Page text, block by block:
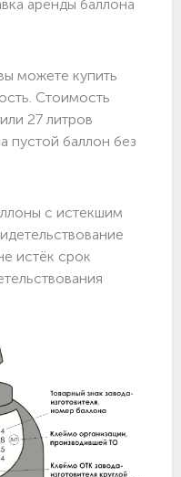
аренды баллона
можете купить
Стоимость
27 литров
пустой баллон без
с истекшим
истёк срок